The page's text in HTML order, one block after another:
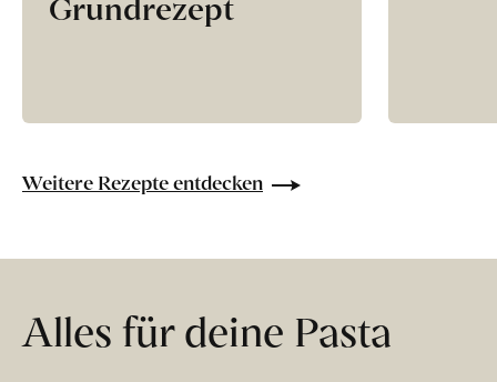
Weitere Rezepte entdecken
Alles für deine Pasta